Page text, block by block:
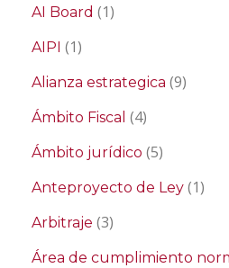
AI Board (1)
AIPI (1)
Alianza estrategica (9)
Ámbito Fiscal (4)
Ámbito jurídico (5)
Anteproyecto de Ley (1)
Arbitraje (3)
Área de cumplimiento